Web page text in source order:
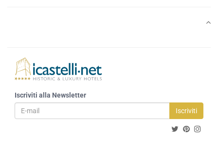
Iscriviti alla Newsletter
Iscriviti